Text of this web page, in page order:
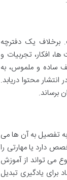
برخلاف یک دفترچه
افکار، تجربیات و
ساده و ملموس، به
محتوا دریابد.
برساند.
به تفصیل به آن ها می
دارد یا مهارتی را
می تواند از آموزش
برای یادگیری تبدیل